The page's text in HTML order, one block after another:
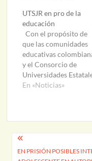
UTSJR en pro de la
educación
Con el propósito de
que las comunidades
educativas
y el Consorcio de
Universidades
de Querétaro
rectores de la
Universidad
En «Noticias»
Navegación
EN PRISIÓN POSIBLES